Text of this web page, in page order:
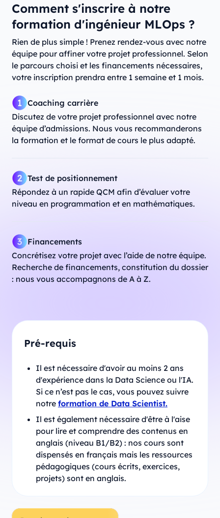
Comment s'inscrire à notre
formation d'ingénieur MLOps ?
Rien de plus simple ! Prenez rendez-vous avec notre
équipe pour affiner votre projet professionnel. Selon
le parcours choisi et les financements nécessaires,
votre inscription prendra entre 1 semaine et 1 mois.
Coaching carrière
Discutez de votre projet professionnel avec notre
équipe d’admissions. Nous vous recommanderons
la formation et le format de cours le plus adapté.
Test de positionnement
Répondez à un rapide QCM afin d’évaluer votre
niveau en programmation et en mathématiques.
Financements
Concrétisez votre projet avec l’aide de notre équipe.
Recherche de financements, constitution du dossier
: nous vous accompagnons de A à Z.
Pré-requis
Il est nécessaire d'avoir au moins 2 ans
d'expérience dans la Data Science ou l'IA.
Si ce n’est pas le cas, vous pouvez suivre
notre formation de Data Scientist.
Il est également nécessaire d'être à l'aise
pour lire et comprendre des contenus en
anglais (niveau B1/B2) : nos cours sont
dispensés en français mais les ressources
pédagogiques (cours écrits, exercices,
projets) sont en anglais.